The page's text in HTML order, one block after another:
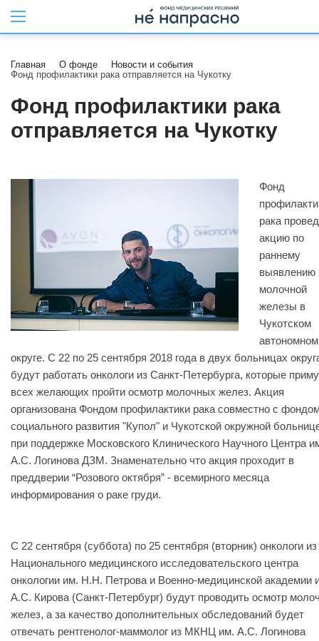
Главная О фонде
Новости и события
Фонд профилактики рака отправляется на Чукотку
Фонд профилактики рака
отправляется на Чукотку
Фонд
рака
акцию по
раннему
выявлению
молочной
железы в
Чукотском
автономном
округе. С 22 по 25 сентября 2018 года в двух больницах
будут работать онкологи из Санкт-Петербурга, которые
всех желающих пройти осмотр молочных желез. Акция
организована Фондом профилактики рака совместно с
социального развития "Купол" и Чукотской окружной
при поддержке Московского Клинического Научного Центра
А.С. Логинова ДЗМ. Знаменательно что акция проходит в
преддверии “Розового октября” - всемирного месяца
информирования о раке груди.
С 22 сентября (суббота) по 25 сентября (вторник) онкологи из
Национального медицинского исследовательского центра
онкологии им. Н.Н. Петрова и Военно-медицинской академии
А.С. Кирова (Санкт-Петербург) будут проводить осмотр
желез, а за качество дополнительных обследований будет
отвечать рентгенолог-маммолог из МКНЦ им. А.С. Логинова